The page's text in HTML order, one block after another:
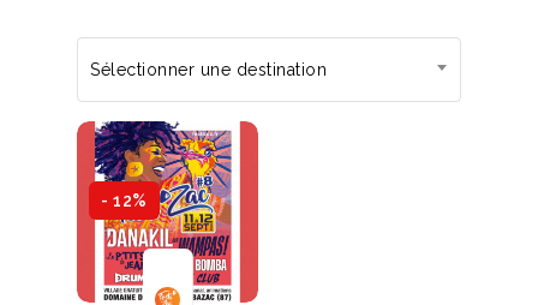
Sélectionner une destination
- 12%